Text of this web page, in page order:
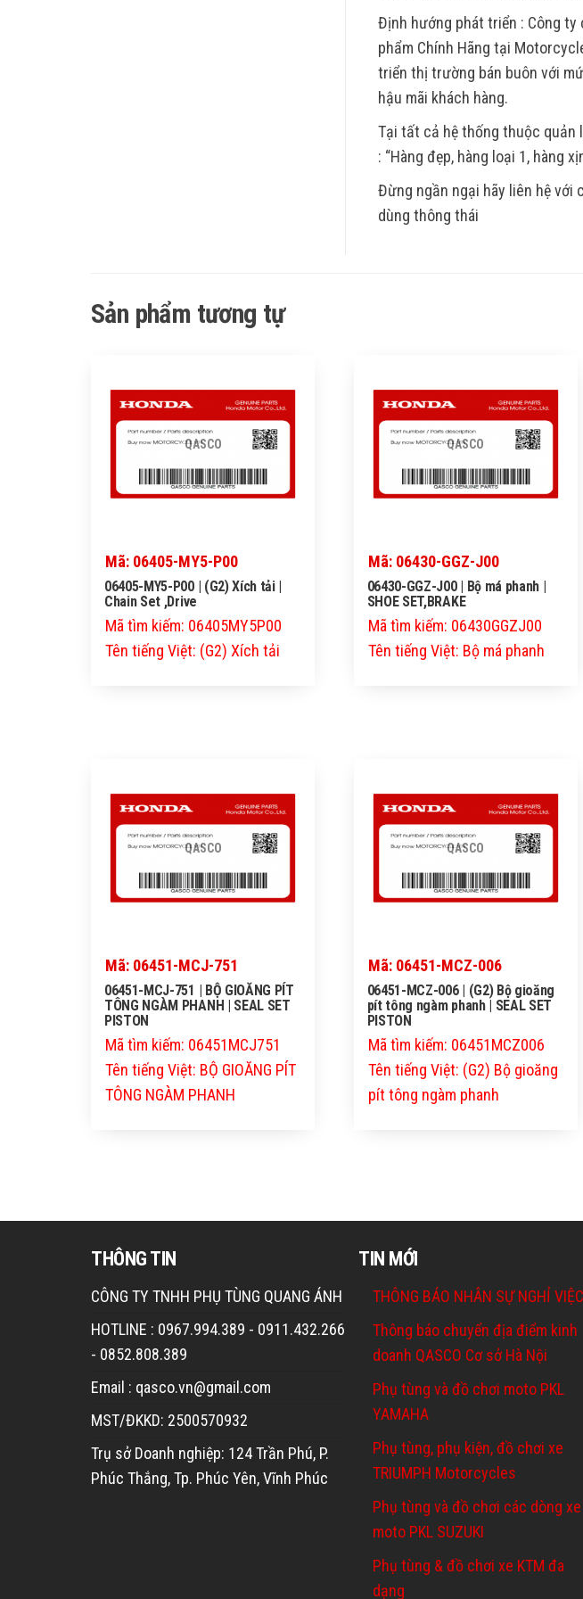
Định hướng phát triển : Công ty
phẩm Chính Hãng tại
triển thị trường bán buôn với
hậu mãi khách hàng.
Tại tất cả hệ thống thuộc quản
: “Hàng đẹp, hàng loại 1, hàng
Đừng ngần ngại hãy liên hệ với
dùng thông thái
Sản phẩm tương tự
QASCO
Mã: 06405-MY5-P00
06405-MY5-P00 | (G2) Xích tải |
Chain Set ,Drive
Mã tìm kiếm: 06405MY5P00
Tên tiếng Việt: (G2) Xích tải
QASCO
Mã: 06430-GGZ-J00
06430-GGZ-J00 | Bộ má phanh |
SHOE SET,BRAKE
Mã tìm kiếm: 06430GGZJ00
Tên tiếng Việt: Bộ má phanh
QASCO
Mã: 06451-MCJ-751
06451-MCJ-751 | BỘ GIOĂNG PÍT
TÔNG NGÀM PHANH | SEAL SET
PISTON
Mã tìm kiếm: 06451MCJ751
Tên tiếng Việt: BỘ GIOĂNG PÍT
TÔNG NGÀM PHANH
QASCO
Mã: 06451-MCZ-006
06451-MCZ-006 | (G2) Bộ gioăng
pít tông ngàm phanh | SEAL SET
PISTON
Mã tìm kiếm: 06451MCZ006
Tên tiếng Việt: (G2) Bộ gioăng
pít tông ngàm phanh
THÔNG TIN
CÔNG TY TNHH PHỤ TÙNG QUANG ÁNH
HOTLINE : 0967.994.389 - 0911.432.266
- 0852.808.389
Email : qasco.vn@gmail.com
MST/ĐKKD: 2500570932
Trụ sở Doanh nghiệp: 124 Trần Phú, P.
Phúc Thắng, Tp. Phúc Yên, Vĩnh Phúc
TIN MỚI
THÔNG BÁO NHÂN SỰ NGHỈ VIỆC
Thông báo chuyển địa điểm kinh
doanh QASCO Cơ sở Hà Nội
Phụ tùng và đồ chơi moto PKL
YAMAHA
Phụ tùng, phụ kiện, đồ chơi xe
TRIUMPH Motorcycles
Phụ tùng và đồ chơi các dòng xe
moto PKL SUZUKI
Phụ tùng & đồ chơi xe KTM đa
dạng